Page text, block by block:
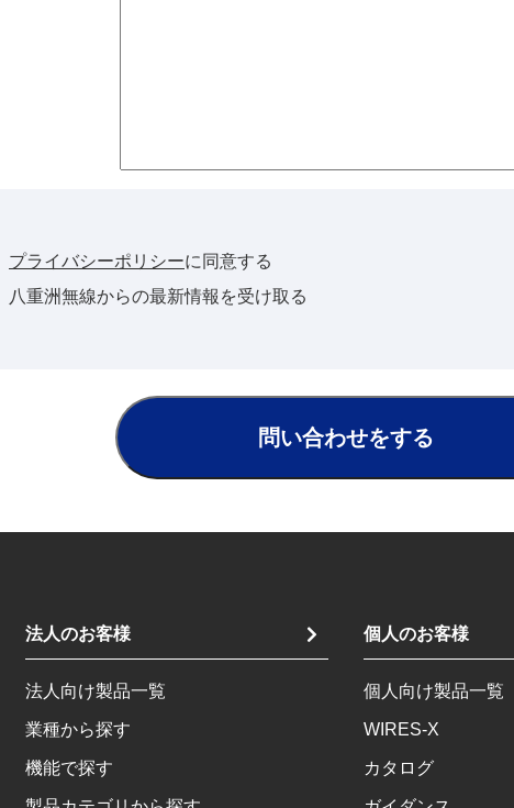
プライバシーポリシーに同意する
八重洲無線からの最新情報を受け取る
問い合わせをする
法人のお客様
法人向け製品一覧
業種から探す
機能で探す
個人のお客様
個人向け製品一覧
WIRES-X
カタログ